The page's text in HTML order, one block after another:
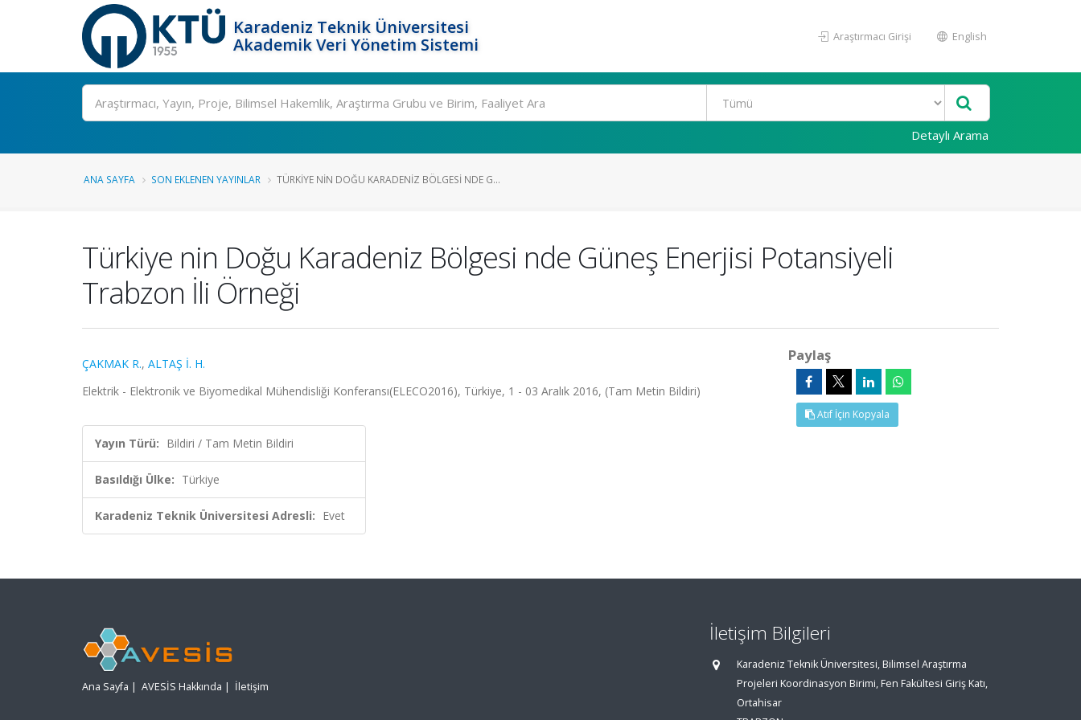
Karadeniz Teknik Üniversitesi
Akademik Veri Yönetim Sistemi
Araştırmacı Girişi English
Ara
Detaylı Arama
ANA SAYFA SON EKLENEN YAYINLAR TÜRKIYE NIN DOĞU KARADENIZ BÖLGESI NDE G...
Türkiye nin Doğu Karadeniz Bölgesi nde Güneş Enerjisi Potansiyeli
Trabzon İli Örneği
ÇAKMAK R., ALTAŞ İ. H.
Elektrik - Elektronik ve Biyomedikal Mühendisliği Konferansı(ELECO2016), Türkiye, 1 - 03 Aralık 2016, (Tam Metin Bildiri)
Yayın Türü: Bildiri / Tam Metin Bildiri
Basıldığı Ülke: Türkiye
Karadeniz Teknik Üniversitesi Adresli: Evet
Paylaş
Atıf İçin Kopyala
Ana Sayfa | AVESİS Hakkında | İletişim
İletişim Bilgileri
Karadeniz Teknik Üniversitesi, Bilimsel Araştırma
Projeleri Koordinasyon Birimi, Fen Fakültesi Giriş Katı,
Ortahisar